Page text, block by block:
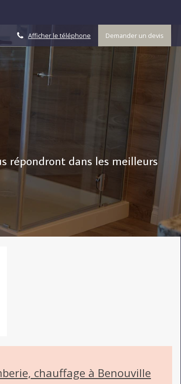
Demander un devis
Afficher le téléphone
répondront dans les meilleurs
chauffage à Benouville